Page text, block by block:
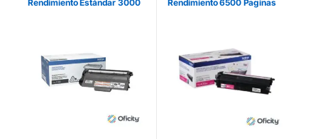
Rendimiento Estándar 3000
Rendimiento 6500 Paginas